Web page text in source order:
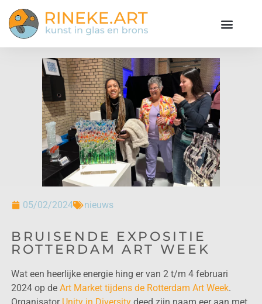
05/02/2024 nieuws
BRUISENDE EXPOSITIE
ROTTERDAM ART WEEK
Wat een heerlijke energie hing er van 2 t/m 4 februari
2024 op de Art Market tijdens de Rotterdam Art Week.